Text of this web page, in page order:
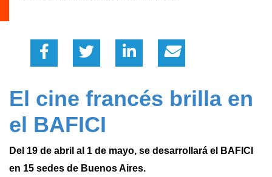
El cine francés brilla en
el BAFICI
Del 19 de abril al 1 de mayo, se desarrollará el BAFICI
en 15 sedes de Buenos Aires.